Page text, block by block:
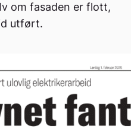
om fasaden er flott,
utført.